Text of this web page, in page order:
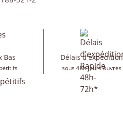
Bas Délais d'expédition
sous 48h jours ouvrés